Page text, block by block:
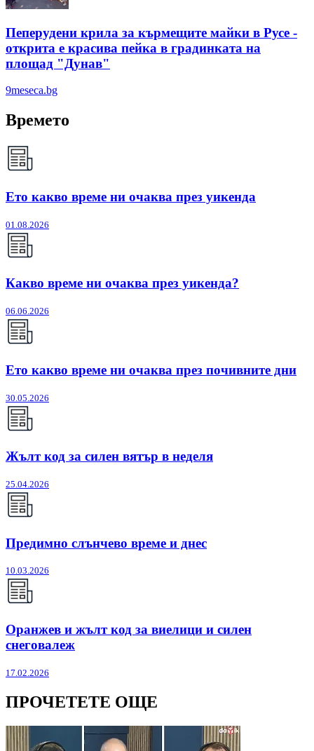
Пеперудени крила за кърмещите майки в Русе -
открита е красива пейка в градинката на
площад "Дунав"
9meseca.bg
Времето
Ето какво време ни очаква през уикенда
01.08.2026
Какво време ни очаква през уикенда?
06.06.2026
Ето какво време ни очаква през почивните дни
30.05.2026
Жълт код за силен вятър в неделя
25.04.2026
Предимно слънчево време и днес
10.03.2026
Оранжев и жълт код за виелици и силен
снеговалеж
17.02.2026
ПРОЧЕТЕТЕ ОЩЕ